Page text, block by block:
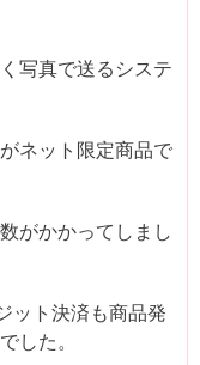
写真で送るシステ
ネット限定商品で
がかかってしまし
ット決済も商品発
した。